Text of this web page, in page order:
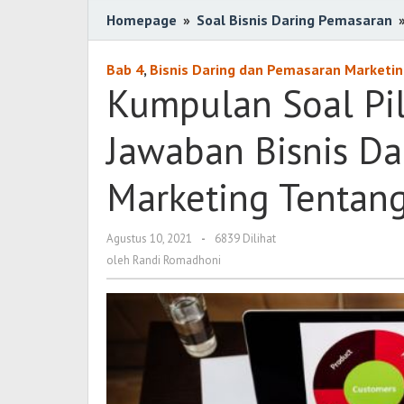
Homepage » Soal Bisnis Daring Pemasaran
Bab 4, Bisnis Daring dan Pemasaran
Kumpulan Soal
Jawaban Bisnis
Marketing
Agustus 10, 2021
oleh
Randi
-
6839 Dilihat
oleh Randi Romadhoni